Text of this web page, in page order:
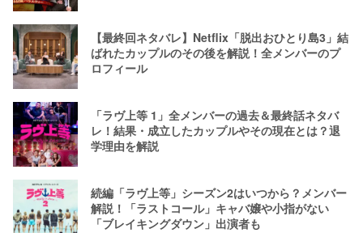
【最終回ネタバレ】Netflix「脱出おひとり島3」結
ばれたカップルのその後を解説！全メンバーのプ
ロフィール
「ラヴ上等 1」全メンバーの過去＆最終話ネタバ
レ！結果・成立したカップルやその現在とは？退
学理由を解説
続編「ラヴ上等」シーズン2はいつから？メンバー
解説！「ラストコール」キャバ嬢や小指がない
「ブレイキングダウン」出演者も